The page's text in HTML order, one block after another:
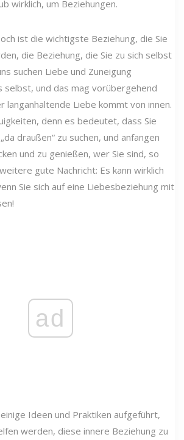
wirklich, um Beziehungen.
ist die wichtigste Beziehung, die Sie
die Beziehung, die Sie zu sich selbst
suchen Liebe und Zuneigung
selbst, und das mag vorübergehend
langanhaltende Liebe kommt von innen.
denn es bedeutet, dass Sie
draußen“ zu suchen, und anfangen
und zu genießen, wer Sie sind, so
gute Nachricht: Es kann wirklich
Sie sich auf eine Liebesbeziehung mit
ad
Ideen und Praktiken aufgeführt,
werden, diese innere Beziehung zu